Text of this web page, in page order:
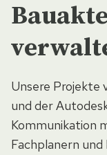
Unsere Projekte
und der
Kommunikation
Fachplanern